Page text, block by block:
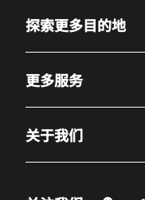
探索更多目的地
更多服务
关于我们